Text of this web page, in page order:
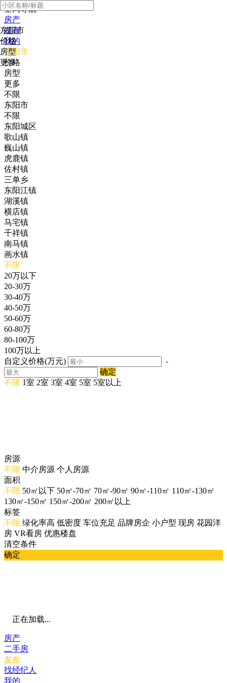
全局导航
房产
发布
我的
东阳市
价格
房型
更多
东阳市
价格
房型
更多
不限
东阳市
不限
东阳城区
歌山镇
巍山镇
虎鹿镇
佐村镇
三单乡
东阳江镇
湖溪镇
横店镇
马宅镇
千祥镇
南马镇
画水镇
不限
20万以下
20-30万
30-40万
40-50万
50-60万
60-80万
80-100万
100万以上
自定义价格(万元)
-
确定
不限 1室 2室 3室 4室 5室 5室以上
房源
不限 中介房源 个人房源
面积
不限 50㎡以下 50㎡-70㎡ 70㎡-90㎡ 90㎡-110㎡ 110㎡-130㎡
130㎡-150㎡ 150㎡-200㎡ 200㎡以上
标签
不限 绿化率高 低密度 车位充足 品牌房企 小户型 现房 花园洋
房 VR看房 优惠楼盘
清空条件
确定
正在加载...
房产
二手房
发布
找经纪人
我的